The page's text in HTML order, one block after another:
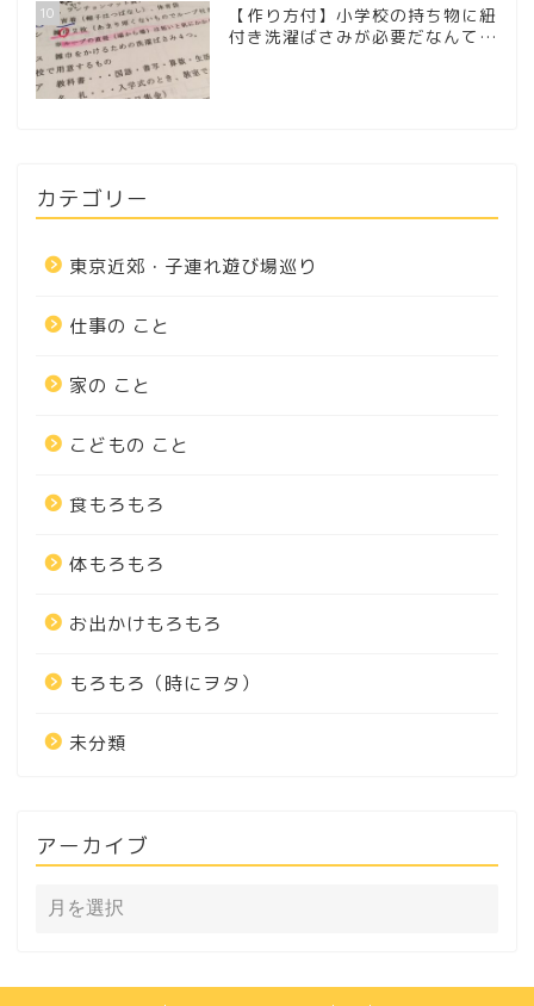
10
【作り方付】小学校の持ち物に紐
付き洗濯ばさみが必要だなんて…
カテゴリー
東京近郊・子連れ遊び場巡り
仕事の こと
家の こと
こどもの こと
食もろもろ
体もろもろ
お出かけもろもろ
もろもろ（時にヲタ）
未分類
アーカイブ